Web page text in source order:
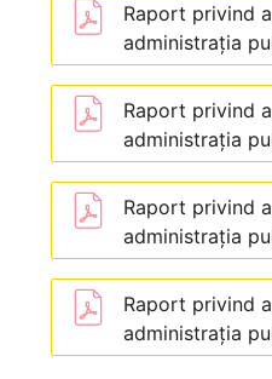
Raport privind
administraţia
Raport privind
administraţia
Raport privind
administraţia
Raport privind
administraţia